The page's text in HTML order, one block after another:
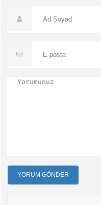
YORUM GÖNDER